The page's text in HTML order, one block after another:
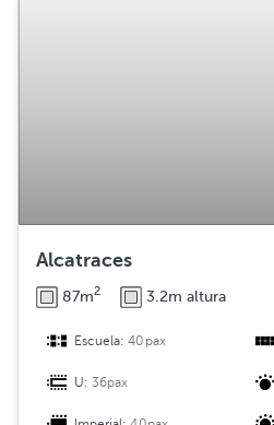
Alcatraces
87m2 3.2m altura
Escuela:40pax
U:36pax